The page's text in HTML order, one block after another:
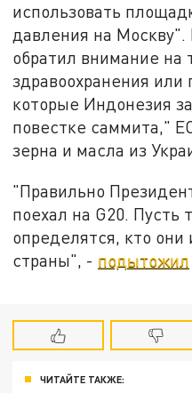
использовать
давления на Москву".
обратил внимание на
здравоохранения
которые Индонезия
повестке саммита,"
зерна и масла из
"Правильно
поехал на G20.
определятся, кто они
страны", - подытожил
ЧИТАЙТЕ ТАКЖЕ: